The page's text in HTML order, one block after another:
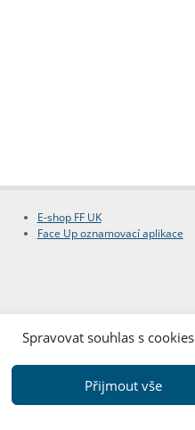
Spravovat souhlas s cookies
Přijmout vše
E-shop FF UK
Face Up oznamovací aplikace